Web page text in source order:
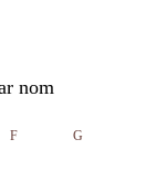
nom
F G